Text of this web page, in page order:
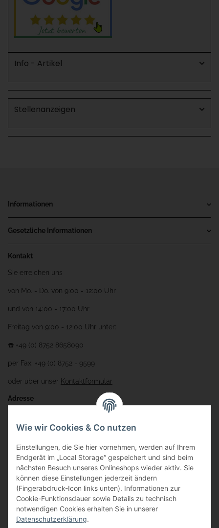
Info - Artikel
Stellenanzeigen
Informationen
Gesetzliche Informationen
Kontakt
Sie erreichen uns
von Mo. - Do. von 9:00 - 12:00 Uhr
und von 14:00 - 17:00 Uhr
Freitag von 9:00 - 12:00 Uhr unter:
☎️ +49 (0) 8752 8658090
per Fax: +49 (0) 8752 - 9599
oder über unser Kontaktformular
Adresse
Gewerbering 17
84072 Au i.d. Hallertau
info@bauer-tore.de
Wie wir Cookies & Co nutzen
Einstellungen, die Sie hier vornehmen, werden auf Ihrem
Endgerät im „Local Storage“ gespeichert und sind beim
nächsten Besuch unseres Onlineshops wieder aktiv. Sie
können diese Einstellungen jederzeit ändern
(Fingerabdruck-Icon links unten). Informationen zur
Cookie-Funktionsdauer sowie Details zu technisch
notwendigen Cookies erhalten Sie in unserer
Datenschutzerklärung.